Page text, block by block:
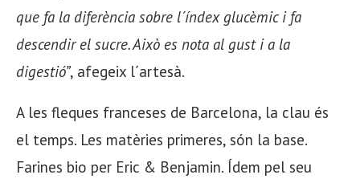
que fa la diferència sobre l´índex glucèmic i fa
descendir el sucre. Això es nota al gust i a la
digestió”, afegeix l´artesà.
A les fleques franceses de Barcelona, la clau és
el temps. Les matèries primeres, són la base.
Farines bio per Eric & Benjamin. Ídem pel seu